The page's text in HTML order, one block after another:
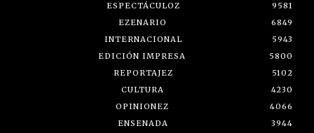
ESPECTÁCULOZ
9581
EZENARIO
6849
INTERNACIONAL
5943
EDICIÓN IMPRESA
5800
REPORTAJEZ
5102
CULTURA
4230
OPINIONEZ
4066
ENSENADA
3944